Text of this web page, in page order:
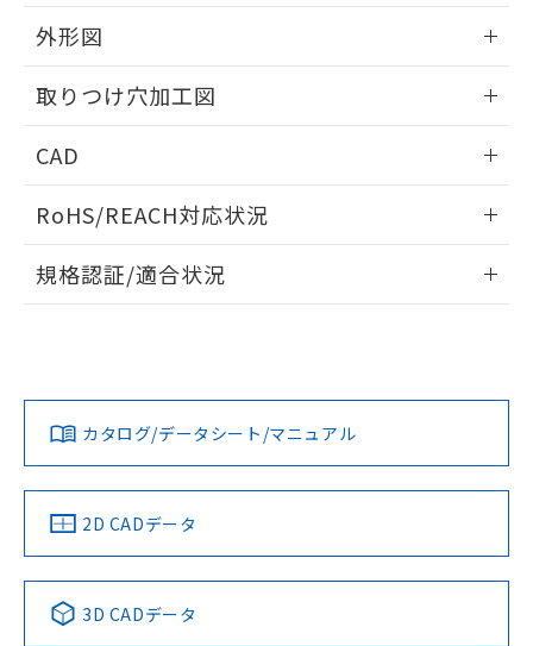
外形図
取りつけ穴加工図
CAD
ドすることができます。
ログイン/会員登録
ダウンロードデータをご利用いただく前に、以下を必ずお読
みください。
ソフトウェアの使用条件
RoHS/REACH対応状況
EU RoHS 注意事項・凡例
対応済み
中国 RoHS 注意事項・凡例
Pb Hg Cd Cr(VI)
規格認証/適合状況
LR型式承認
（イギリス
船舶規格）
DNV型式承認
（ノルウェー
BV型式承認
（フランス
KR型式
（韓国
No No No No
カタログ/データシート/マニュアル
2D CADデータ
3D CADデータ
および当社の共同利用者が、当社の製
引・商談に必要な範囲で利用すること
をご了承ください。
※当社の共同利用者とは、
指します。
下記の非含有証明書をダウンロードするこ
とができます。
EU RoHS指令（10物質）の非含有証明書
51物質の非含有証明書（当社基準）
るもので、過去に遡って非含有を証明する
ものではありません。
また、RoHS指令のフタル酸エステル類４
荷製品に未対応品が混在することから備考
欄に対応日を記載しておりました。
す。